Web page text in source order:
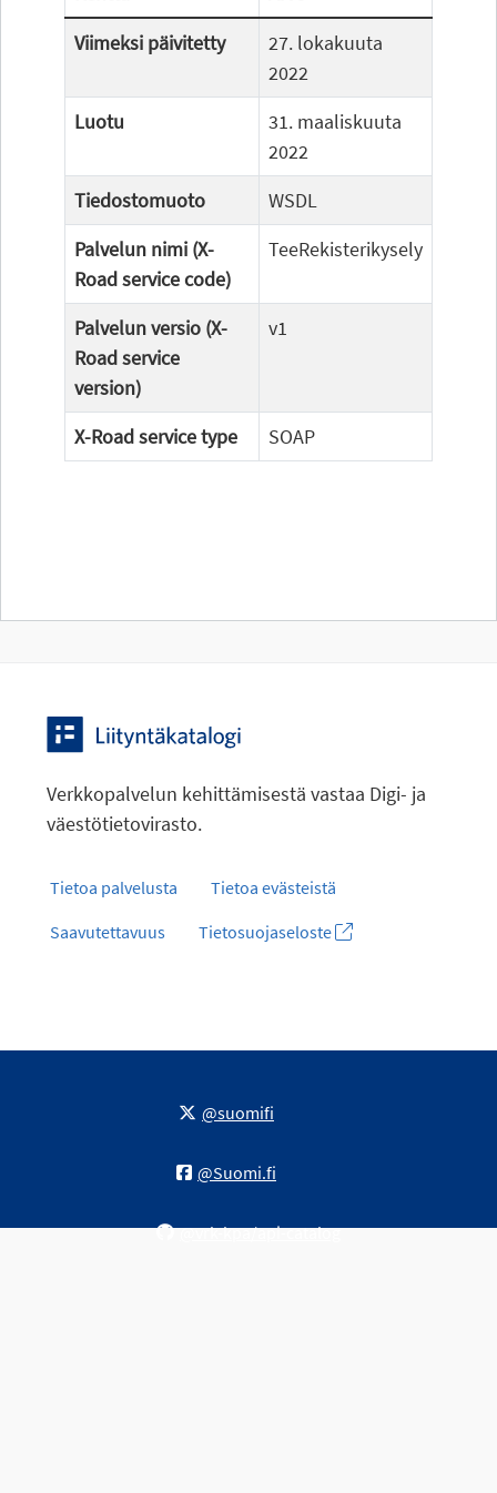
Viimeksi päivitetty
27. lokakuuta
2022
Luotu
31. maaliskuuta
2022
Tiedostomuoto
WSDL
Palvelun nimi (X-
Road service code)
TeeRekisterikysely
Palvelun versio (X-
Road service
version)
v1
X-Road service type SOAP
Verkkopalvelun kehittämisestä vastaa Digi- ja
väestötietovirasto.
Tietoa palvelusta
Tietoa evästeistä
Saavutettavuus
Tietosuojaseloste
@suomifi
@Suomi.fi
@vrk-kpa/api-catalog